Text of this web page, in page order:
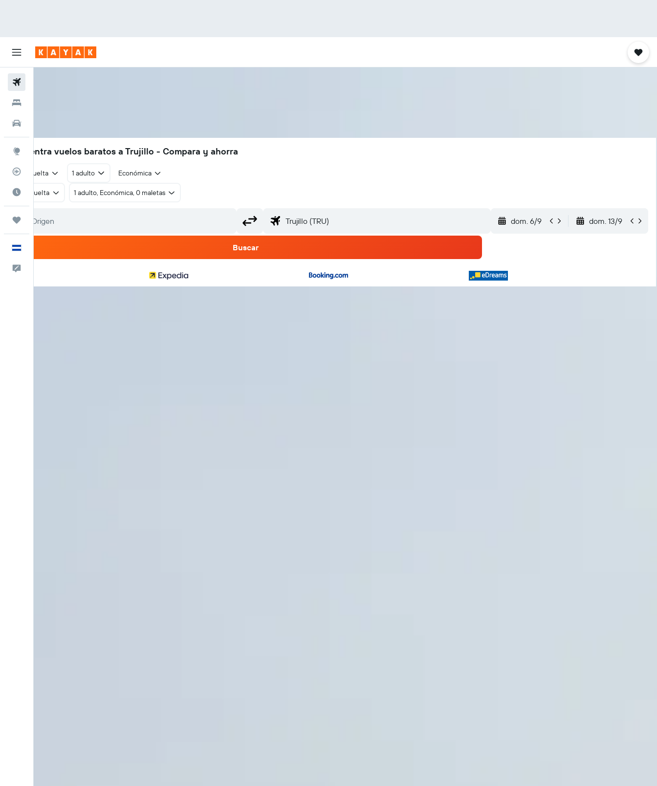
Explore
Rastreador
Cuándo ir
Trips
Encuentra vuelos baratos a Trujillo - Compara y ahorra
Ida y vuelta 1 adulto Económica
Ida y vuelta 1 adulto, Económica, 0 maletas
dom. 6/9 dom. 13/9
Buscar